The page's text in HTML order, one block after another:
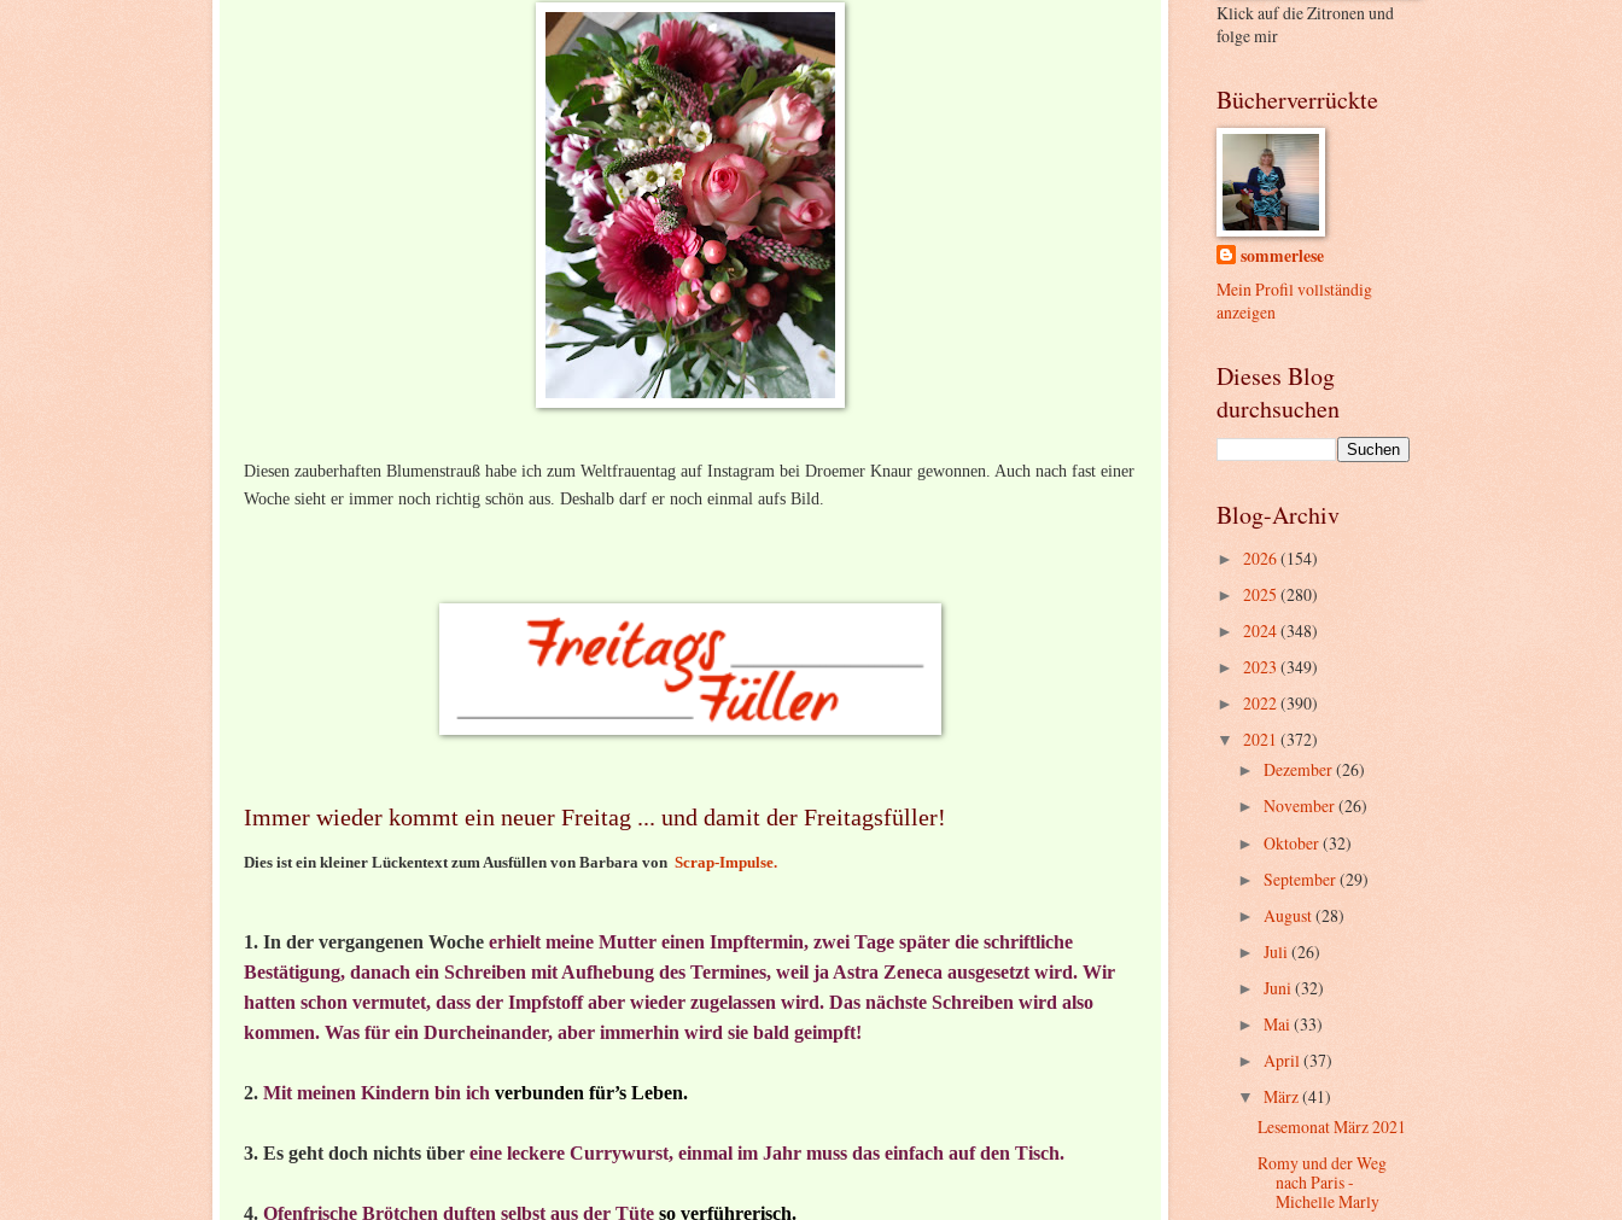
Diesen zauberhaften Blumenstrauß habe ich zum Weltfrauentag auf Instagram bei Droemer Knaur gewonnen. Auch nach fast einer
Woche sieht er immer noch richtig schön aus. Deshalb darf er noch einmal aufs Bild.
Immer wieder kommt ein neuer Freitag ... und damit der Freitagsfüller!
Dies ist ein kleiner Lückentext zum Ausfüllen von Barbara von Scrap-Impulse.
1. In der vergangenen Woche erhielt meine Mutter einen Impftermin, zwei Tage später die schriftliche
Bestätigung, danach ein Schreiben mit Aufhebung des Termines, weil ja Astra Zeneca ausgesetzt wird. Wir
hatten schon vermutet, dass der Impfstoff aber wieder zugelassen wird. Das nächste Schreiben wird also
kommen. Was für ein Durcheinander, aber immerhin wird sie bald geimpft!
2. Mit meinen Kindern bin ich verbunden für’s Leben.
3. Es geht doch nichts über eine leckere Currywurst, einmal im Jahr muss das einfach auf den Tisch.
4. Ofenfrische Brötchen duften selbst aus der Tüte so verführerisch.
Klick auf die Zitronen und
folge mir
Bücherverrückte
sommerlese
Mein Profil vollständig
anzeigen
Dieses Blog
durchsuchen
Blog-Archiv
► 2026(154)
► 2025 (280)
► 2024(348)
► 2023 (349)
► 2022(390)
▼ 2021 (372)
► Dezember(26)
► November(26)
► Oktober(32)
► September(29)
► August(28)
► Juli(26)
► Juni(32)
► Mai(33)
► April(37)
▼ März(41)
Lesemonat März 2021
Romy und der Weg
nach Paris -
Michelle Marly